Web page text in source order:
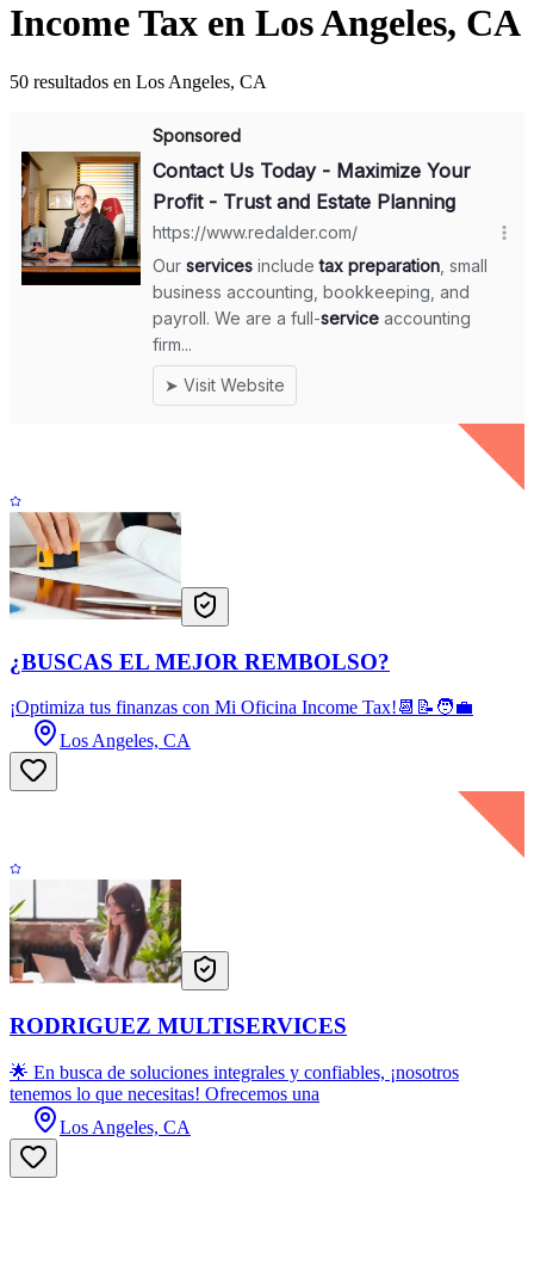
Income Tax en Los Angeles, CA
50 resultados en Los Angeles, CA
¿BUSCAS EL MEJOR REMBOLSO?
¡Optimiza tus finanzas con Mi Oficina Income Tax!📆📝🧑‍💼
Los Angeles, CA
RODRIGUEZ MULTISERVICES
🌟 En busca de soluciones integrales y confiables, ¡nosotros
tenemos lo que necesitas! Ofrecemos una
Los Angeles, CA